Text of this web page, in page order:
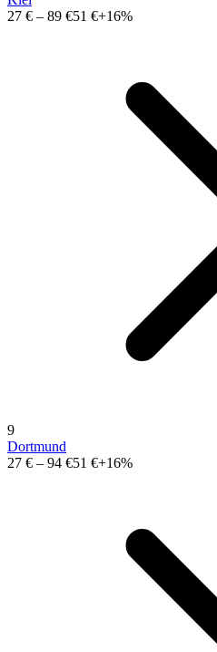
27 € – 89 €51 €+16%
9
Dortmund
27 € – 94 €51 €+16%